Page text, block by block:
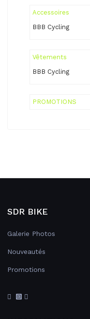
Accessoires
BBB Cycling
Vêtements
BBB Cycling
PROMOTIONS
SDR BIKE
Galerie Photos
Nouveautés
Promotions